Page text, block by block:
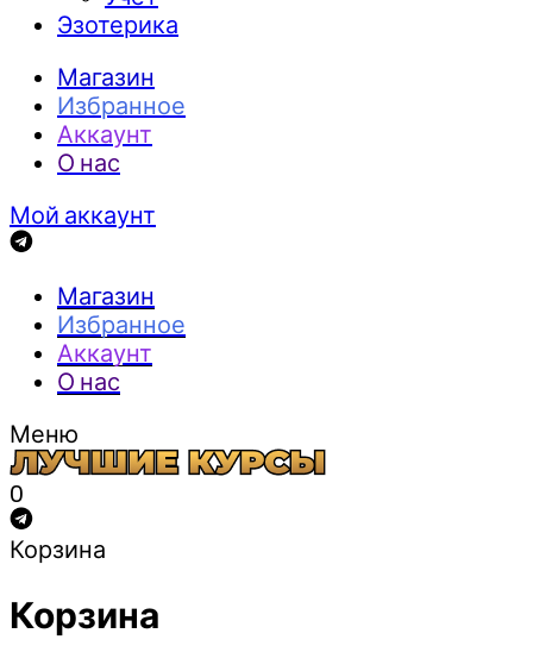
Эзотерика
Магазин
Избранное
Аккаунт
О нас
Мой аккаунт
Магазин
Избранное
Аккаунт
О нас
Меню
0
Корзина
Корзина